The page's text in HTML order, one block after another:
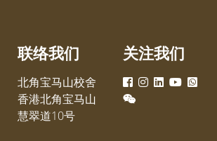
学术副
誉教授
联络我们
北角宝马山校舍
香港北角宝马山
慧翠道10号
关注我们